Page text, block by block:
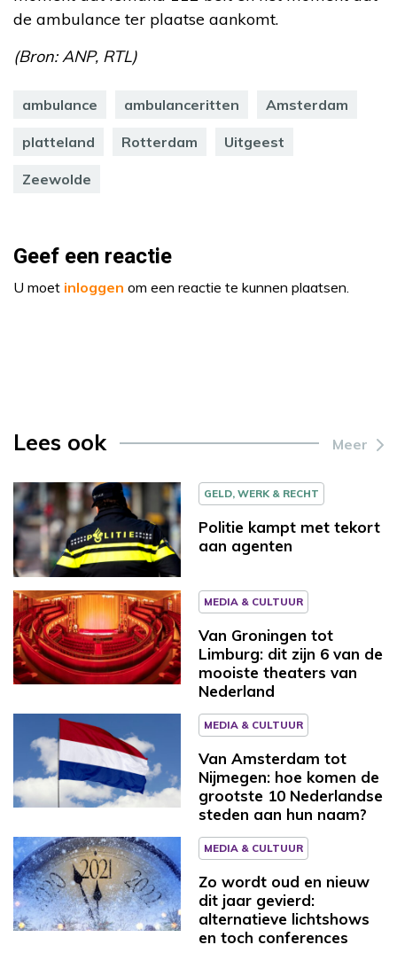
de ambulance ter plaatse aankomt.
(Bron: ANP, RTL)
ambulance ambulanceritten Amsterdam
platteland Rotterdam Uitgeest
Zeewolde
Geef een reactie
U moet inloggen om een reactie te kunnen plaatsen.
Lees ook Meer
GELD, WERK & RECHT
Politie kampt met tekort
aan agenten
MEDIA & CULTUUR
Van Groningen tot
Limburg: dit zijn 6 van de
mooiste theaters van
Nederland
MEDIA & CULTUUR
Van Amsterdam tot
Nijmegen: hoe komen de
grootste 10 Nederlandse
steden aan hun naam?
MEDIA & CULTUUR
Zo wordt oud en nieuw
dit jaar gevierd:
alternatieve lichtshows
en toch conferences